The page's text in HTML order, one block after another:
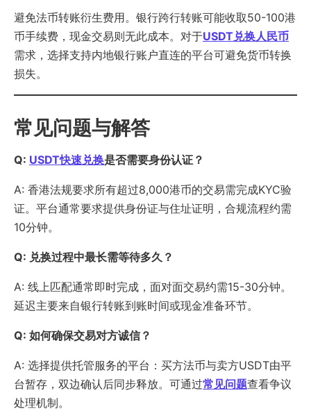
避免法币转账衍生费用。银行跨行转账可能收取50-100港
币手续费，现金交易则无此成本。对于USDT兑换人民币
需求，选择支持内地银行账户直连的平台可避免货币转换
损失。
常见问题与解答
Q: USDT快速兑换是否需要身份认证？
A: 香港法规要求所有超过8,000港币的交易需完成KYC验
证。平台通常要求提供身份证与住址证明，合规流程约需
10分钟。
Q: 兑换过程中最长需等待多久？
A: 线上匹配通常即时完成，面对面交易约需15-30分钟。
延迟主要来自银行转账到账时间或现金准备环节。
Q: 如何确保交易对方诚信？
A: 选择提供托管服务的平台：买方法币与卖方USDT由平
台暂存，双边确认后同步释放。可通过常见问题查看争议
处理机制。